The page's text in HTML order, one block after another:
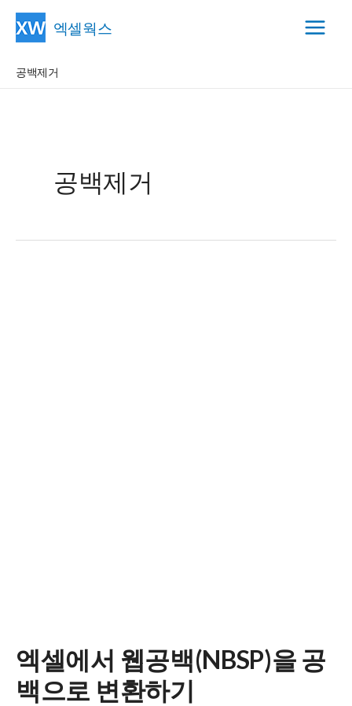
엑셀웍스
공백제거
공백제거
엑셀에서 웹공백(NBSP)을 공
백으로 변환하기